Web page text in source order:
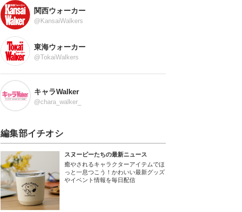
関西ウォーカー
@KansaiWalkers
東海ウォーカー
@TokaiWalkers
キャラWalker
@chara_walker_
編集部イチオシ
スヌーピーたちの最新ニュース
癒やされるキャラクターアイテムでほ
っと一息つこう！かわいい最新グッズ
やイベント情報を毎日配信